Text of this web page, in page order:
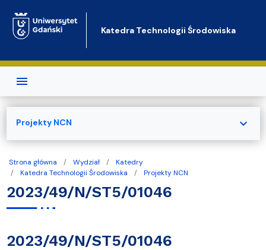
Katedra Technologii Środowiska
Strona główna Wydział
Katedry
Katedra Technologii Środowiska
Projekty NCN
2023/49/N/ST5/01046
2023/49/N/ST5/01046
Projekty NCN expand_more